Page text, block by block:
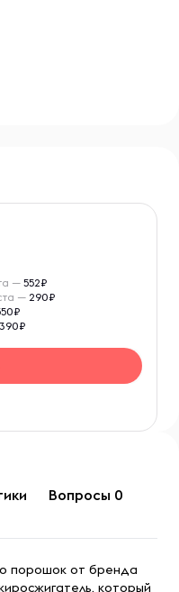
— 552₽
—290₽
390₽
Вопросы 0
порошок от бренда
который